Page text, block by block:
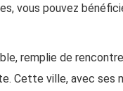
vous pouvez
remplie de
Cette ville, avec ses